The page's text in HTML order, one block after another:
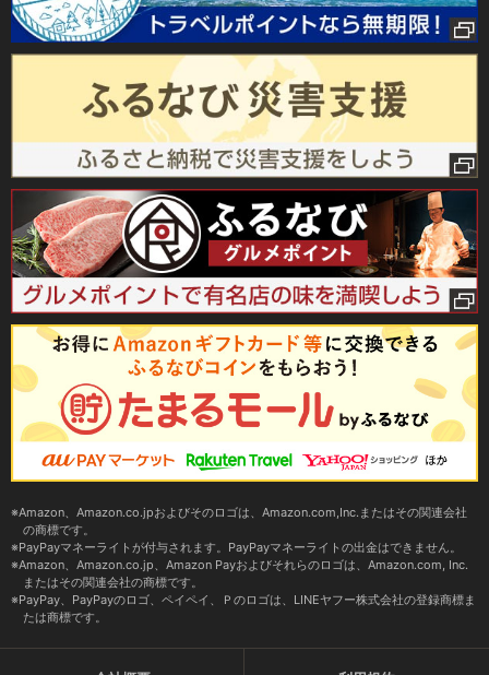
Amazon、Amazon.co.jpおよびそのロゴは、Amazon.com,Inc.またはその関連会社
の商標です。
PayPayマネーライトが付与されます。PayPayマネーライトの出金はできません。
Amazon、Amazon.co.jp、Amazon Payおよびそれらのロゴは、Amazon.com, Inc.
またはその関連会社の商標です。
PayPay、PayPayのロゴ、ペイペイ、Ｐのロゴは、LINEヤフー株式会社の登録商標ま
たは商標です。